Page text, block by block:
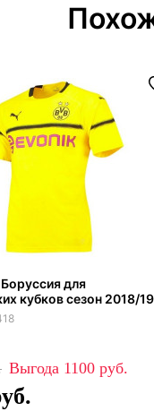
для
кубков сезон 2018/19
1100